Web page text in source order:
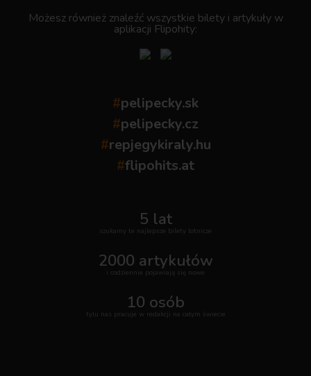
Możesz również znaleźć wszystkie bilety i artykuły w
aplikacji Flipohity:
#pelipecky.sk
#pelipecky.cz
#repjegykiraly.hu
#flipohits.at
5 lat
szukamy te najlepsze bilety lotnicze
2000 artykułów
i codziennie pojawiają się nowe
10 osób
tylu nas pracuje w redakcji na całym świecie